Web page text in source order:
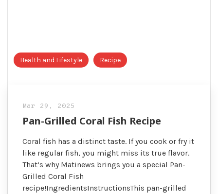
Health and Lifestyle Recipe
Mar 29, 2025
Pan-Grilled Coral Fish Recipe
Coral fish has a distinct taste. If you cook or fry it
like regular fish, you might miss its true flavor.
That’s why Matinews brings you a special Pan-
Grilled Coral Fish
recipe!IngredientsInstructionsThis pan-grilled